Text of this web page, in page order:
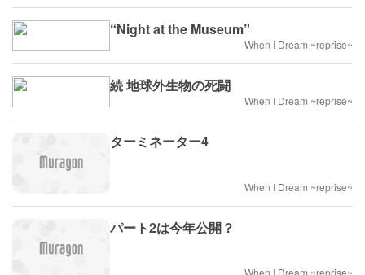
“Night at the Museum”
When I Dream ~reprise~
続 地球外生物の死闘
When I Dream ~reprise~
ターミネーター4
When I Dream ~reprise~
パート2は今年公開？
When I Dream ~reprise~